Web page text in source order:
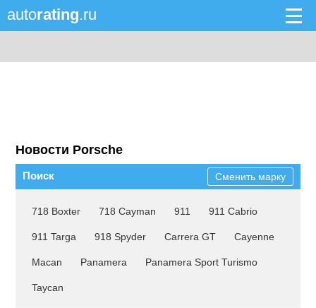
autorating.ru
Новости Porsche
Поиск Сменить марку
718 Boxter 718 Cayman 911 911 Cabrio
911 Targa 918 Spyder Carrera GT Cayenne
Macan Panamera Panamera Sport Turismo
Taycan